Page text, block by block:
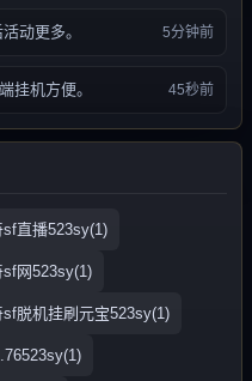
动更多。 5分钟前
挂机方便。 45秒前
sf直播523sy(1)
sf网523sy(1)
sf脱机挂刷元宝523sy(1)